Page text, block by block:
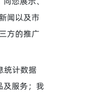
闻以及市
方的推广
统计数据
及服务；我